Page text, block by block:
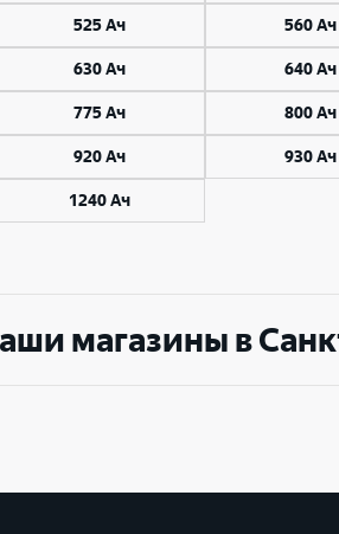
525 Ач 560 Ач
630 Ач 640 Ач
775 Ач 800 Ач
920 Ач 930 Ач
1240 Ач
магазины в
Гатчина
Москва